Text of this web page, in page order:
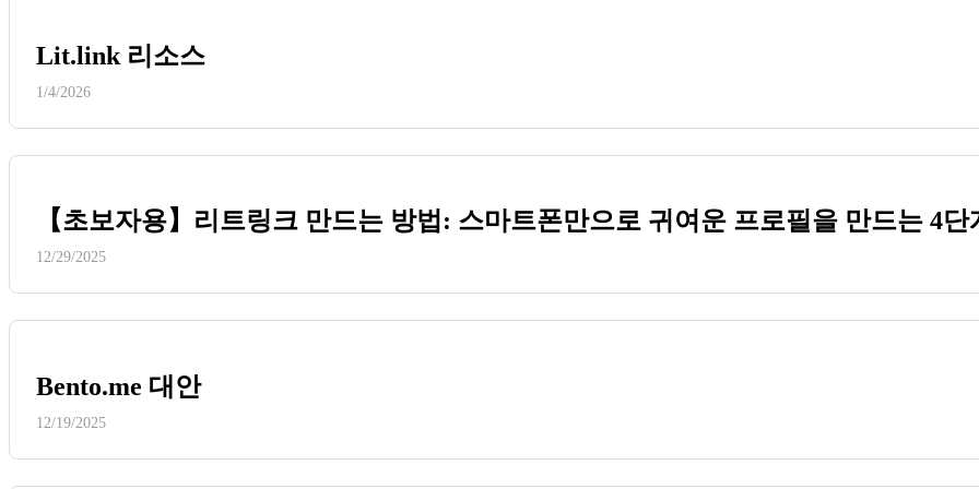
Lit.link 리소스
1/4/2026
【초보자용】리트링크 만드는 방법: 스마트폰만으로 귀여운 프로필을 만드는 4단
12/29/2025
Bento.me 대안
12/19/2025